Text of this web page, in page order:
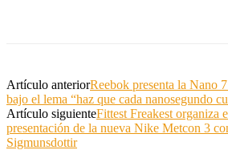
Artículo anteriorReebok presenta la Nano
bajo el lema “haz que cada nanosegundo
Artículo siguienteFittest Freakest organiza
presentación de la nueva Nike Metcon 3
Sigmunsdottir